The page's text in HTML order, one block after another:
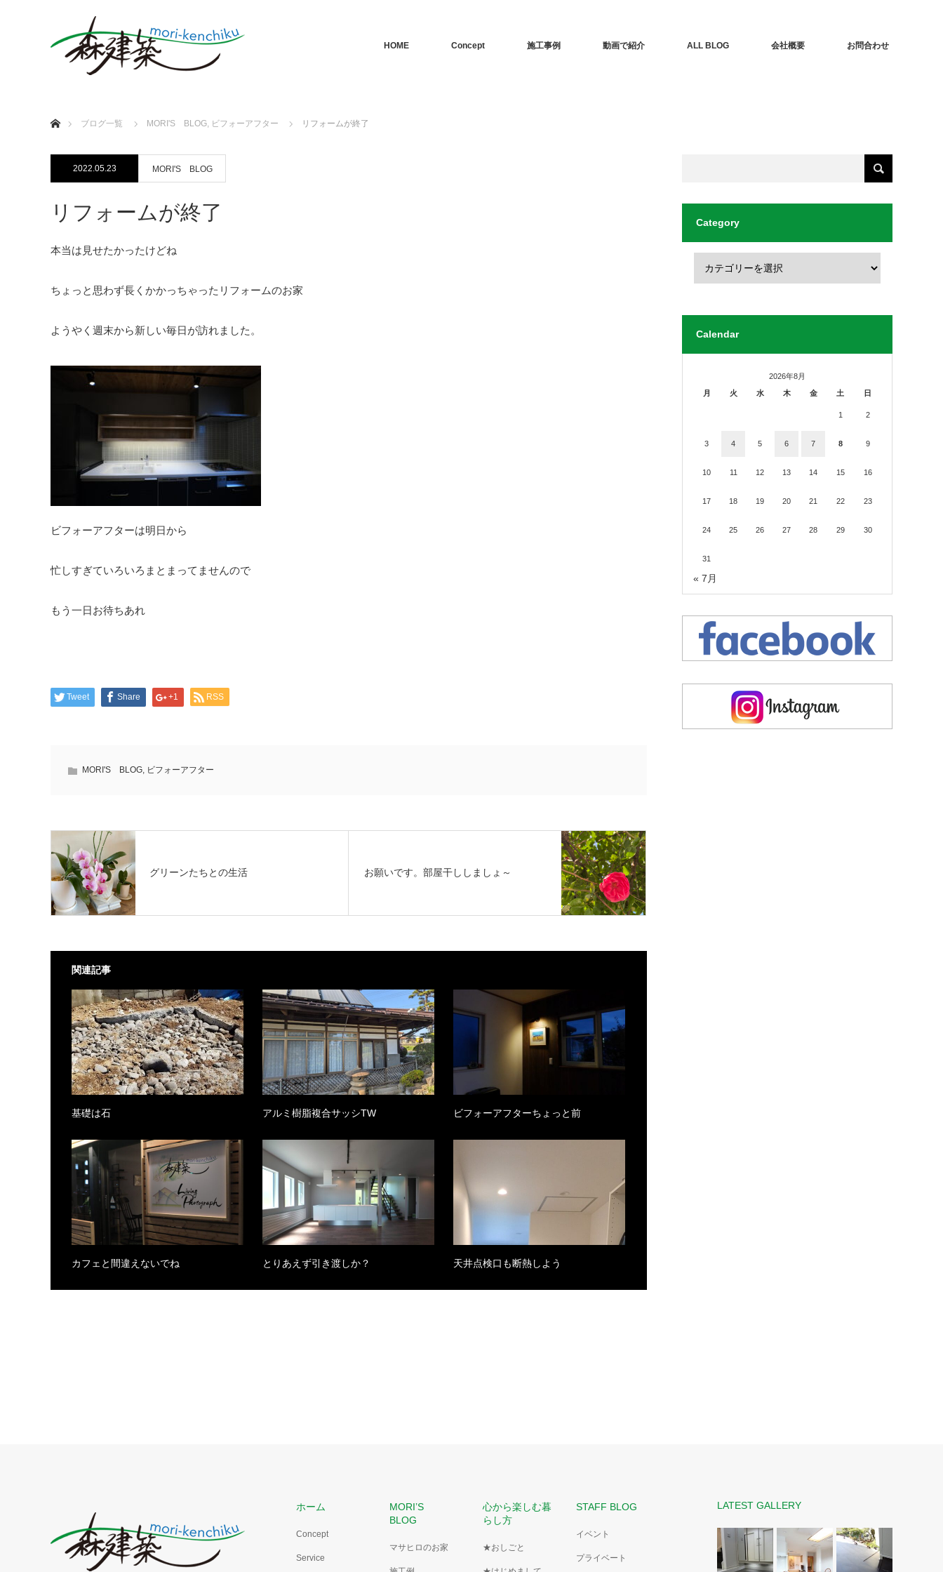
HOME Concept 施工事例 動画で紹介 ALL BLOG 会社概要 お問合わせ
ブログ一覧
MORI'S BLOG, ビフォーアフター リフォームが終了
2022.05.23 MORI'S BLOG
リフォームが終了
本当は見せたかったけどね
ちょっと思わず長くかかっちゃったリフォームのお家
ようやく週末から新しい毎日が訪れました。
ビフォーアフターは明日から
忙しすぎていろいろまとまってませんので
もう一日お待ちあれ
Tweet Share +1 RSS
MORI'S BLOG, ビフォーアフター
グリーンたちとの生活 お願いです。部屋干ししましょ～
関連記事
基礎は石 アルミ樹脂複合サッシTW ビフォーアフターちょっと前
カフェと間違えないでね とりあえず引き渡しか？ 天井点検口も断熱しよう
Category
Calendar
2026年8月
月
火 水 木 金 土 日
1 2
3 4 5 6 7 8 9
10 11 12 13 14 15 16
17 18 19 20 21 22 23
24 25 26 27 28 29 30
31
« 7月
ホーム
Concept
Service
MORI’S
BLOG
マサヒロのお家
心から楽しむ暮
らし方
★おしごと
STAFF BLOG
イベント
プライベート
LATEST GALLERY